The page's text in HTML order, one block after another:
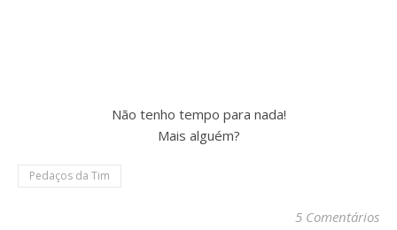
Não tenho tempo para nada!
Mais alguém?
Pedaços da Tim
5 Comentários